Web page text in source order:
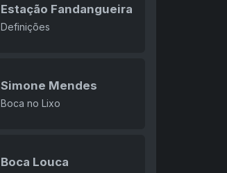
Estação Fandangueira
Definições
Simone Mendes
Boca no Lixo
Boca Louca